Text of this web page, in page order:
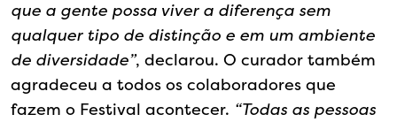
que a gente possa viver a diferença sem
qualquer tipo de distinção e em um ambiente
de diversidade”, declarou. O curador também
agradeceu a todos os colaboradores que
fazem o Festival acontecer. “Todas as pessoas